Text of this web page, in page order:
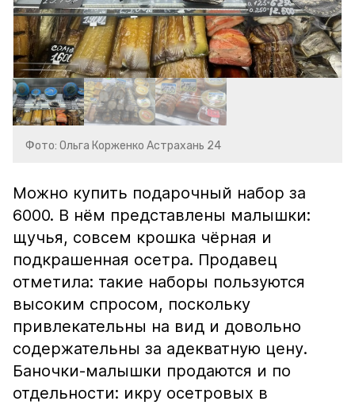
Фото: Ольга Корженко Астрахань 24
Можно купить подарочный набор за
6000. В нём представлены малышки:
щучья, совсем крошка чёрная и
подкрашенная осетра. Продавец
отметила: такие наборы пользуются
высоким спросом, поскольку
привлекательны на вид и довольно
содержательны за адекватную цену.
Баночки-малышки продаются и по
отдельности: икру осетровых в